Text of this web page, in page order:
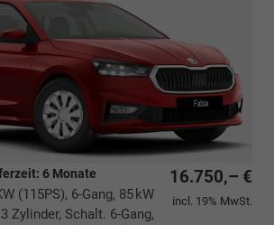
16.750,– €
incl. 19% MwSt.
6 Monate
(115PS), 6-Gang, 85 kW
Zylinder, Schalt. 6-Gang,